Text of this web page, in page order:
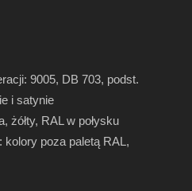
9005, DB 703, podst.
i satynie
żółty, RAL w połysku
kolory poza paletą RAL,